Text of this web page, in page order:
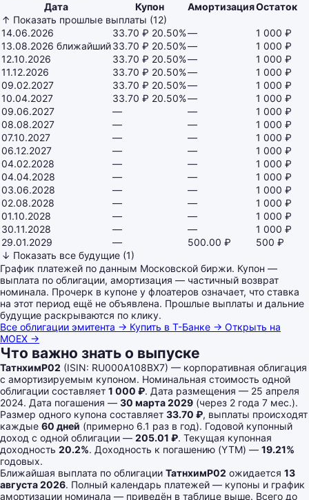
Дата Купон АмортизацияОстаток
↑ Показать прошлые выплаты (12)
14.06.2026
33.70 ₽ 20.50%—
1 000 ₽
13.08.2026 ближайший33.70 ₽ 20.50%—
1 000 ₽
12.10.2026
33.70 ₽ 20.50%—
1 000 ₽
11.12.2026
33.70 ₽ 20.50%—
1 000 ₽
09.02.2027
33.70 ₽ 20.50%—
1 000 ₽
10.04.2027
33.70 ₽ 20.50%—
1 000 ₽
09.06.2027
— —
1 000 ₽
08.08.2027
— —
1 000 ₽
07.10.2027
— —
1 000 ₽
06.12.2027
— —
1 000 ₽
04.02.2028
— —
1 000 ₽
04.04.2028
— —
1 000 ₽
03.06.2028
— —
1 000 ₽
02.08.2028
— —
1 000 ₽
01.10.2028
— —
1 000 ₽
30.11.2028
— —
1 000 ₽
29.01.2029
— 500.00 ₽
500 ₽
↓ Показать все будущие (1)
График платежей по данным Московской биржи. Купон —
выплата по облигации, амортизация — частичный возврат
номинала. Прочерк в купоне у флоатеров означает, что ставка
на этот период ещё не объявлена. Прошлые выплаты и дальние
будущие раскрываются по клику.
Все облигации эмитента → Купить в Т-Банке → Открыть на
MOEX →
Что важно знать о выпуске
ТатнхимP02 (ISIN: RU000A108BX7) — корпоративная облигация
с амортизируемым купоном. Номинальная стоимость одной
облигации составляет 1 000 ₽. Дата размещения — 25 апреля
2024. Дата погашения — 30 марта 2029 (через 2 года 7 мес.).
Размер одного купона составляет 33.70 ₽, выплаты происходят
каждые 60 дней (примерно 6.1 раз в год). Годовой купонный
доход с одной облигации — 205.01 ₽. Текущая купонная
доходность 20.2%. Доходность к погашению (YTM) — 19.21%
годовых.
Ближайшая выплата по облигации ТатнхимP02 ожидается 13
августа 2026. Полный календарь платежей — купоны и график
амортизации номинала — приведён в таблице выше. Всего до